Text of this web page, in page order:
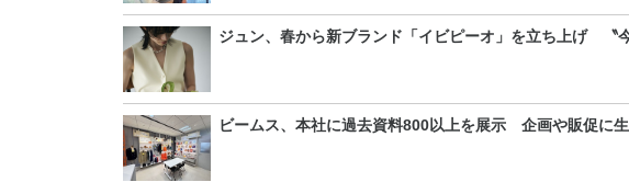
ジュン、春から新ブランド「イビピーオ」を立ち上げ 〝
ビームス、本社に過去資料800以上を展示 企画や販促に